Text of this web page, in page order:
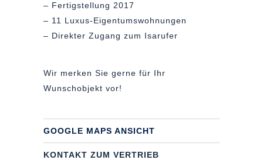
– Fertigstellung 2017
– 11 Luxus-Eigentumswohnungen
– Direkter Zugang zum Isarufer
Wir merken Sie gerne für Ihr
Wunschobjekt vor!
GOOGLE MAPS ANSICHT
KONTAKT ZUM VERTRIEB